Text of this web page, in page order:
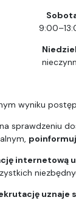
wyniku
sprawdzeniu
internetową
uznaje